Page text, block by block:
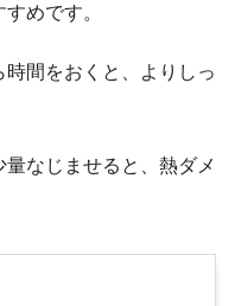
めです。
間をおくと、よりしっ
量なじませると、熱ダメ